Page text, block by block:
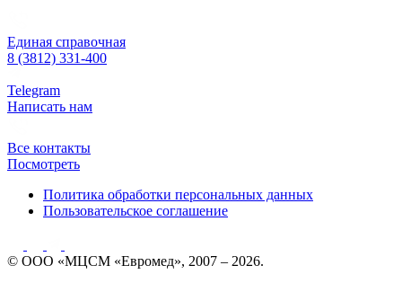
Единая справочная
8 (3812) 331-400
Telegram
Написать нам
Все контакты
Посмотреть
Политика обработки персональных данных
Пользовательское соглашение
© ООО «МЦСМ «Евромед», 2007 – 2026.